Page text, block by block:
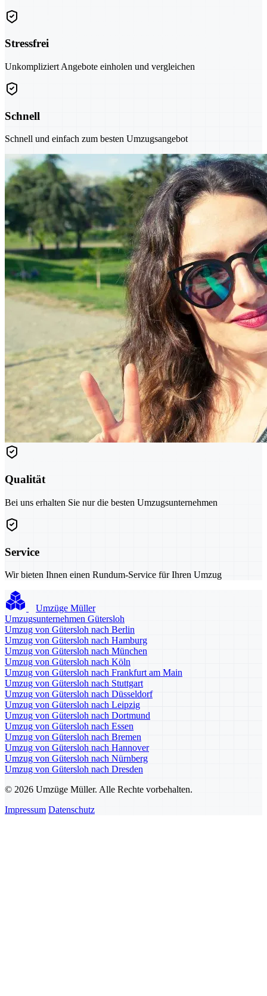
Stressfrei
Unkompliziert Angebote einholen und vergleichen
Schnell
Schnell und einfach zum besten Umzugsangebot
Qualität
Bei uns erhalten Sie nur die besten Umzugsunternehmen
Service
Wir bieten Ihnen einen Rundum-Service für Ihren Umzug
Umzüge Müller
Umzugsunternehmen Gütersloh
Umzug von Gütersloh nach Berlin
Umzug von Gütersloh nach Hamburg
Umzug von Gütersloh nach München
Umzug von Gütersloh nach Köln
Umzug von Gütersloh nach Frankfurt am Main
Umzug von Gütersloh nach Stuttgart
Umzug von Gütersloh nach Düsseldorf
Umzug von Gütersloh nach Leipzig
Umzug von Gütersloh nach Dortmund
Umzug von Gütersloh nach Essen
Umzug von Gütersloh nach Bremen
Umzug von Gütersloh nach Hannover
Umzug von Gütersloh nach Nürnberg
Umzug von Gütersloh nach Dresden
© 2026 Umzüge Müller. Alle Rechte vorbehalten.
Impressum Datenschutz